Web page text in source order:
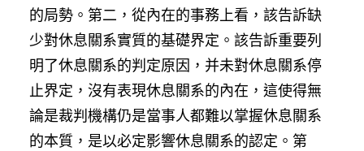
的局勢。第二，從內在的事務上看，該告訴缺
少對休息關系實質的基礎界定。該告訴重要列
明了休息關系的判定原因，并未對休息關系停
止界定，沒有表現休息關系的內在，這使得無
論是裁判機構仍是當事人都難以掌握休息關系
的本質，是以必定影響休息關系的認定。第